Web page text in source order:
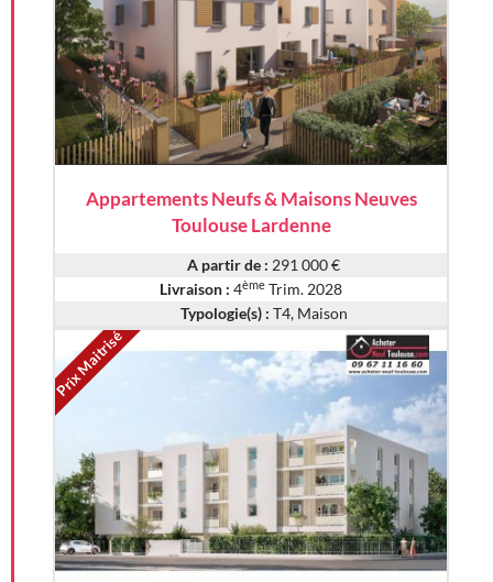
Appartements Neufs & Maisons Neuves
Toulouse Lardenne
A partir de : 291 000 €
Livraison : 4ème Trim. 2028
Typologie(s) : T4, Maison
Prix Maitrisé